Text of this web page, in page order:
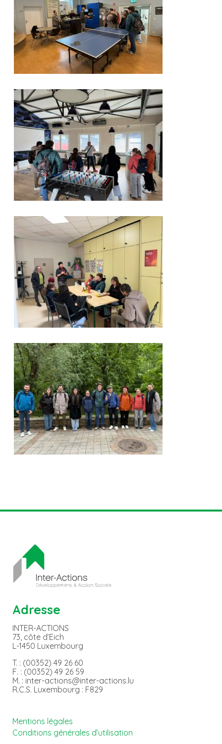
Adresse
INTER-ACTIONS
73, côte d’Eich
L-1450 Luxembourg
T. : (00352) 49 26 60
F. : (00352) 49 26 59
M. : inter-actions@inter-actions.lu
R.C.S. Luxembourg : F829
Mentions légales
Conditions générales d’utilisation